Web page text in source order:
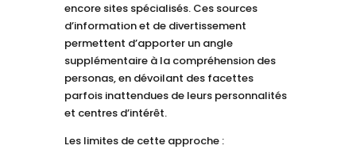
encore sites spécialisés. Ces sources
d’information et de divertissement
permettent d’apporter un angle
supplémentaire à la compréhension des
personas, en dévoilant des facettes
parfois inattendues de leurs personnalités
et centres d’intérêt.
Les limites de cette approche :